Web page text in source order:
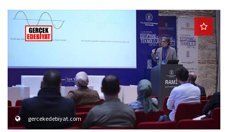
gercekedebiyat.com